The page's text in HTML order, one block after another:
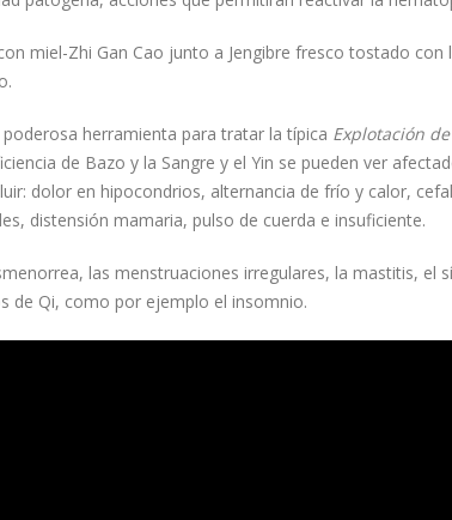
miel-Zhi Gan Cao junto a Jengibre fresco tostado con
herramienta para tratar la típica Explotación
de Bazo y la Sangre y el Yin se pueden ver
dolor en hipocondrios, alternancia de frío y calor,
distensión mamaria, pulso de cuerda e insuficiente.
las menstruaciones irregulares, la mastitis, el
de Qi, como por ejemplo el insomnio.